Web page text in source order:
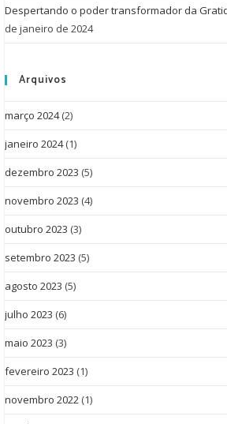
Despertando o poder transformador da
de janeiro de 2024
Arquivos
março 2024(2)
janeiro 2024(1)
dezembro 2023 (5)
novembro 2023 (4)
outubro 2023 (3)
setembro 2023 (5)
agosto 2023 (5)
julho 2023 (6)
maio 2023 (3)
fevereiro 2023 (1)
novembro 2022 (1)